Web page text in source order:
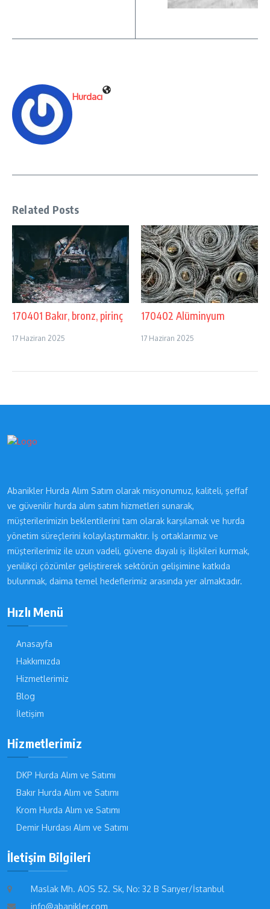
Hurdacı
Related Posts
170401 Bakır, bronz, pirinç
17 Haziran 2025
170402 Alüminyum
17 Haziran 2025
Abanikler Hurda Alım Satım olarak misyonumuz, kaliteli, şeffaf
ve güvenilir hurda alım satım hizmetleri sunarak,
müşterilerimizin beklentilerini tam olarak karşılamak ve hurda
yönetim süreçlerini kolaylaştırmaktır. İş ortaklarımız ve
müşterilerimiz ile uzun vadeli, güvene dayalı iş ilişkileri kurmak,
yenilikçi çözümler geliştirerek sektörün gelişimine katkıda
bulunmak, daima temel hedeflerimiz arasında yer almaktadır.
Hızlı Menü
Anasayfa
Hakkımızda
Hizmetlerimiz
Blog
İletişim
Hizmetlerimiz
DKP Hurda Alım ve Satımı
Bakır Hurda Alım ve Satımı
Krom Hurda Alım ve Satımı
Demir Hurdası Alım ve Satımı
İletişim Bilgileri
Maslak Mh. AOS 52. Sk, No: 32 B Sarıyer/İstanbul
info@abanikler.com